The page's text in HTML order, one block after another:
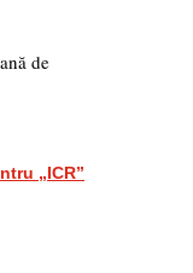
de
„ICR”